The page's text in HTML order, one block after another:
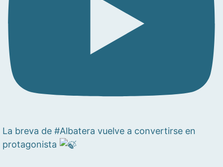
La breva de #Albatera vuelve a convertirse en
protagonista